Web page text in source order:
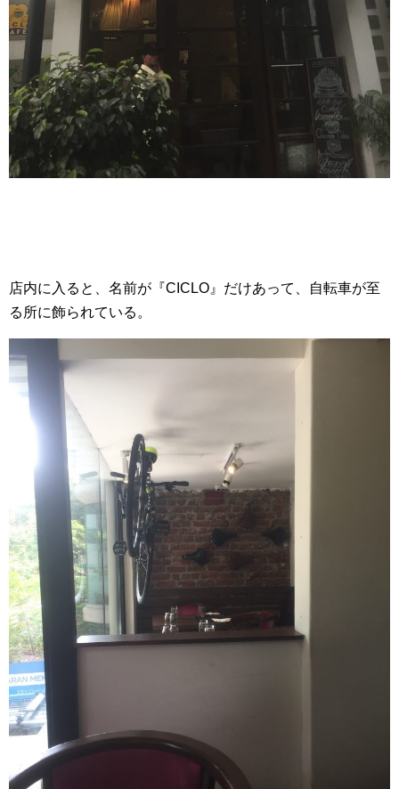
店内に入ると、名前が『CICLO』だけあって、自転車が至
る所に飾られている。